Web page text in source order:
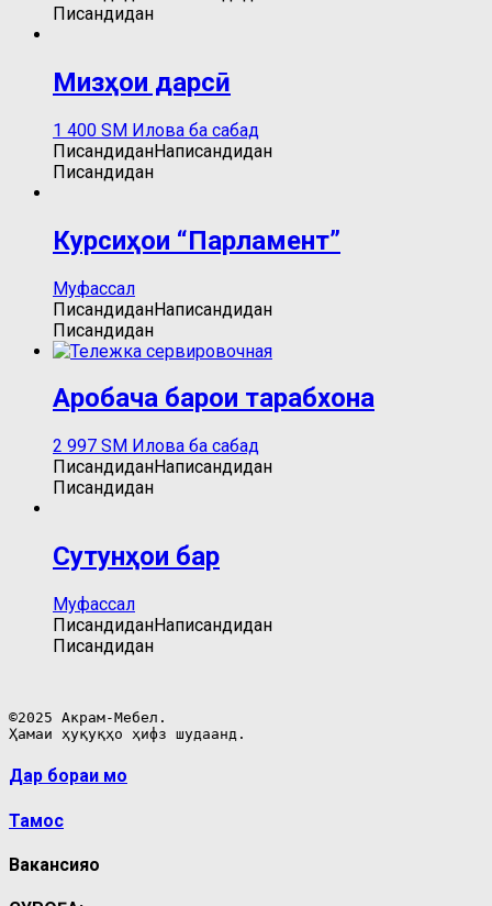
Писандидан
Мизҳои дарсӣ
1 400 ЅМ Илова ба сабад
ПисандиданНаписандидан
Писандидан
Курсиҳои “Парламент”
Муфассал
ПисандиданНаписандидан
Писандидан
Аробача барои тарабхона
2 997 ЅМ Илова ба сабад
ПисандиданНаписандидан
Писандидан
Сутунҳои бар
Муфассал
ПисандиданНаписандидан
Писандидан
©2025 Акрам-Мебел.
Ҳамаи ҳуқуқҳо ҳифз шудаанд.
Дар бораи мо
Тамос
Вакансияҳо